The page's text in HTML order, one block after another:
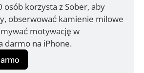
osób korzysta z Sober, aby
obserwować kamienie milowe
motywację w
darmo na iPhone.